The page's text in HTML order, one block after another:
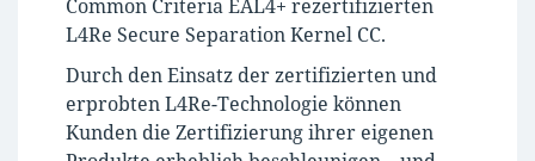
Common Criteria EAL4+ rezertifizierten
L4Re Secure Separation Kernel CC.
Durch den Einsatz der zertifizierten und
erprobten L4Re-Technologie können
Kunden die Zertifizierung ihrer eigenen